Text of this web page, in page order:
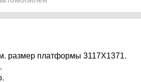
размер платформы 3117X1371.